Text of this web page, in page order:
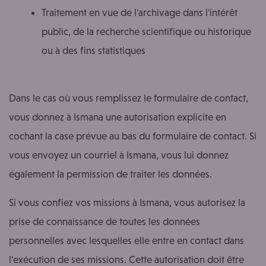
Traitement en vue de l'archivage dans l'intérêt
public, de la recherche scientifique ou historique
ou à des fins statistiques
Dans le cas où vous remplissez le formulaire de contact,
vous donnez à Ismana une autorisation explicite en
cochant la case prévue au bas du formulaire de contact. Si
vous envoyez un courriel à Ismana, vous lui donnez
également la permission de traiter les données.
Si vous confiez vos missions à Ismana, vous autorisez la
prise de connaissance de toutes les données
personnelles avec lesquelles elle entre en contact dans
l'exécution de ses missions. Cette autorisation doit être